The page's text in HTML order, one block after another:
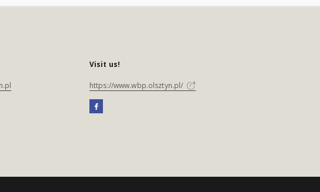
Visit us!
https://www.wbp.olsztyn.pl/